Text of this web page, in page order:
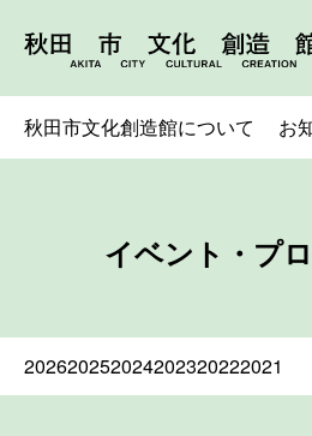
秋田市文化創造館について お
イベント・プ
202620252024202320222021